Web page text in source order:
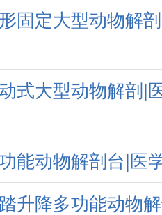
固定大型动物解
式大型动物解剖|
能动物解剖台|医
升降多功能动物